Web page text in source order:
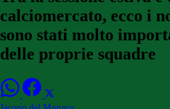
calciomercato, ecco i
sono stati molto
delle proprie squadre